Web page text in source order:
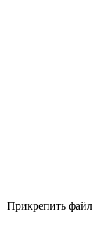
Прикрепить файл